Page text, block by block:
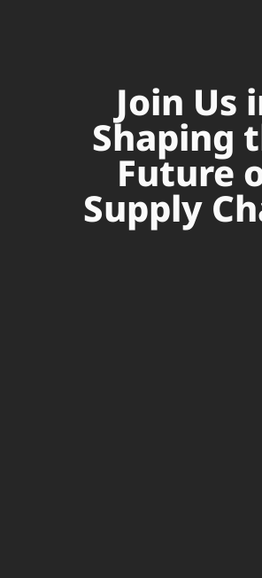
Join Us
Shaping
Future
Supply